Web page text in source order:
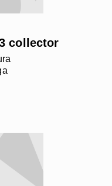
collector